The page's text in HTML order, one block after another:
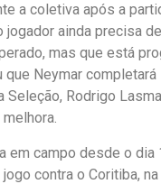
a coletiva após a
jogador ainda precisa
mas que está
que Neymar
Seleção, Rodrigo
em campo desde o
contra o Coritiba,